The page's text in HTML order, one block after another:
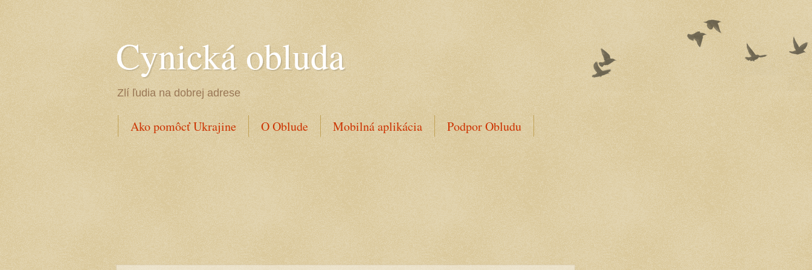
Cynická obluda
Zlí ľudia na dobrej adrese
Ako pomôcť Ukrajine O Oblude Mobilná aplikácia Podpor Obludu